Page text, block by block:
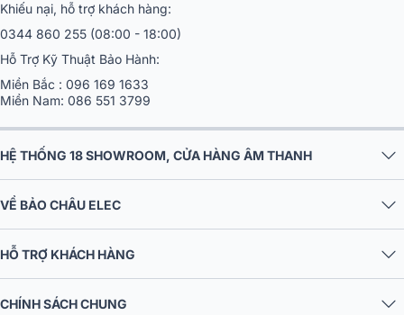
Khiếu nại, hỗ trợ khách hàng:
0344 860 255 (08:00 - 18:00)
Hỗ Trợ Kỹ Thuật Bảo Hành:
Miền Bắc : 096 169 1633
Miền Nam: 086 551 3799
HỆ THỐNG 18 SHOWROOM, CỬA HÀNG ÂM THANH
VỀ BẢO CHÂU ELEC
HỖ TRỢ KHÁCH HÀNG
CHÍNH SÁCH CHUNG